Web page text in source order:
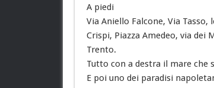
A piedi
Via Aniello Falcone, Via
Crispi, Piazza Amedeo, via dei
Trento.
Tutto con a destra il mare che
E poi uno dei paradisi